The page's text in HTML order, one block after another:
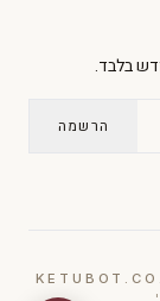
בלבד.
הרשמה